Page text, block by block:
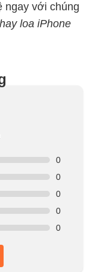
ngay với chúng
loa iPhone
0
0
0
0
0